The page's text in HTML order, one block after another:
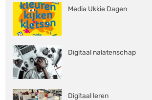
Media Ukkie Dagen
Digitaal nalatenschap
Digitaal leren